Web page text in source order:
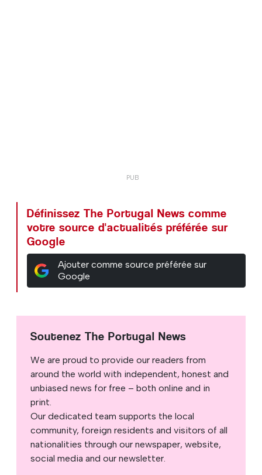
Définissez The Portugal News comme
votre source d'actualités préférée sur
Google
Ajouter comme source préférée sur
Google
Soutenez The Portugal News
We are proud to provide our readers from
around the world with independent, honest and
unbiased news for free – both online and in
print.
Our dedicated team supports the local
community, foreign residents and visitors of all
nationalities through our newspaper, website,
social media and our newsletter.